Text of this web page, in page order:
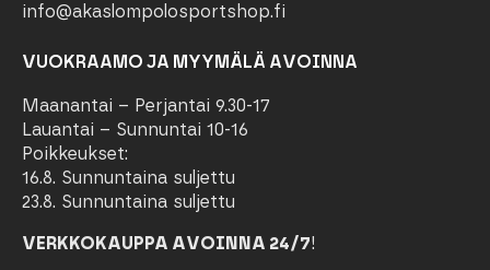
info@akaslompolosportshop.fi
VUOKRAAMO JA MYYMÄLÄ AVOINNA
Maanantai – Perjantai 9.30-17
Lauantai – Sunnuntai 10-16
Poikkeukset:
16.8. Sunnuntaina suljettu
23.8. Sunnuntaina suljettu
VERKKOKAUPPA AVOINNA 24/7!